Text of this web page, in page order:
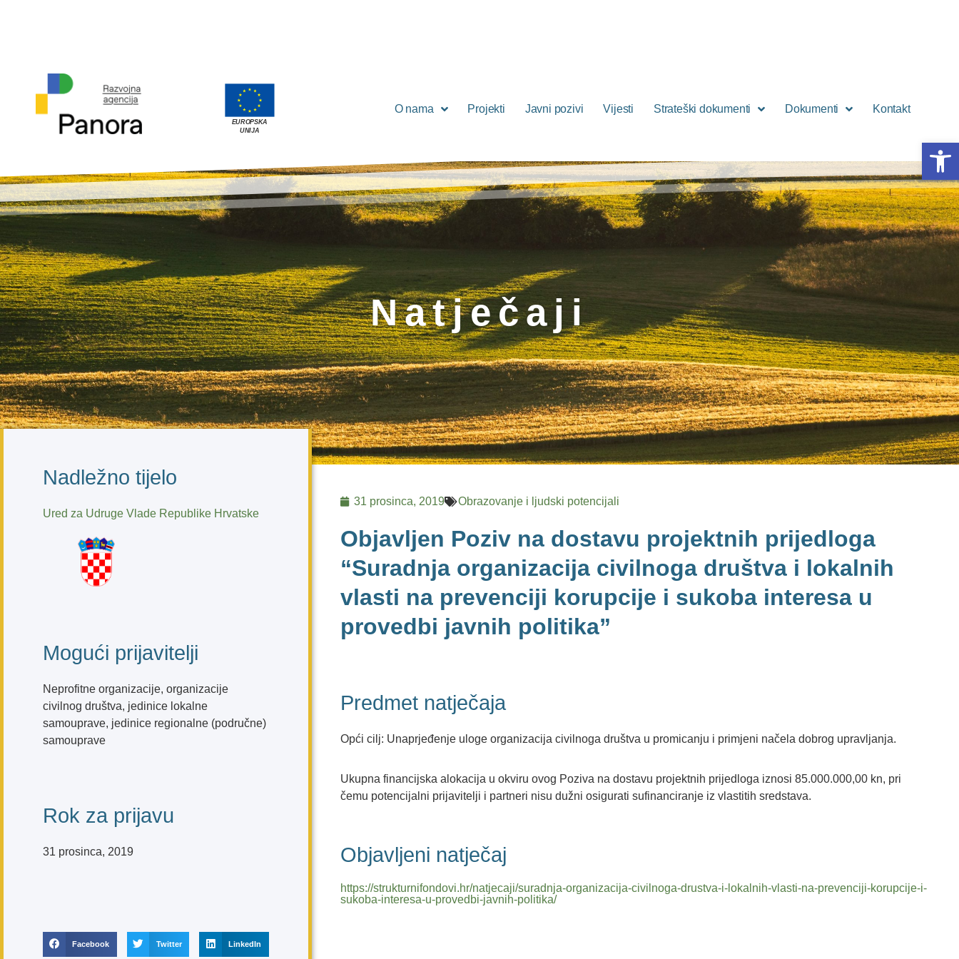
EUROPSKA
UNIJA
O nama Projekti Javni pozivi Vijesti Strateški dokumenti Dokumenti Kontakt
Natječaji
Nadležno tijelo
Ured za Udruge Vlade Republike Hrvatske
Mogući prijavitelji
Neprofitne organizacije, organizacije
civilnog društva, jedinice lokalne
samouprave, jedinice regionalne (područne)
samouprave
Rok za prijavu
31 prosinca, 2019
Facebook Twitter LinkedIn
31 prosinca, 2019 Obrazovanje i ljudski potencijali
Objavljen Poziv na dostavu projektnih prijedloga
“Suradnja organizacija civilnoga društva i lokalnih
vlasti na prevenciji korupcije i sukoba interesa u
provedbi javnih politika”
Predmet natječaja
Opći cilj: Unaprjeđenje uloge organizacija civilnoga društva u promicanju i primjeni načela dobrog upravljanja.
Ukupna financijska alokacija u okviru ovog Poziva na dostavu projektnih prijedloga iznosi 85.000.000,00 kn, pri
čemu potencijalni prijavitelji i partneri nisu dužni osigurati sufinanciranje iz vlastitih sredstava.
Objavljeni natječaj
https://strukturnifondovi.hr/natjecaji/suradnja-organizacija-civilnoga-drustva-i-lokalnih-vlasti-na-prevenciji-korupcije-i-
sukoba-interesa-u-provedbi-javnih-politika/